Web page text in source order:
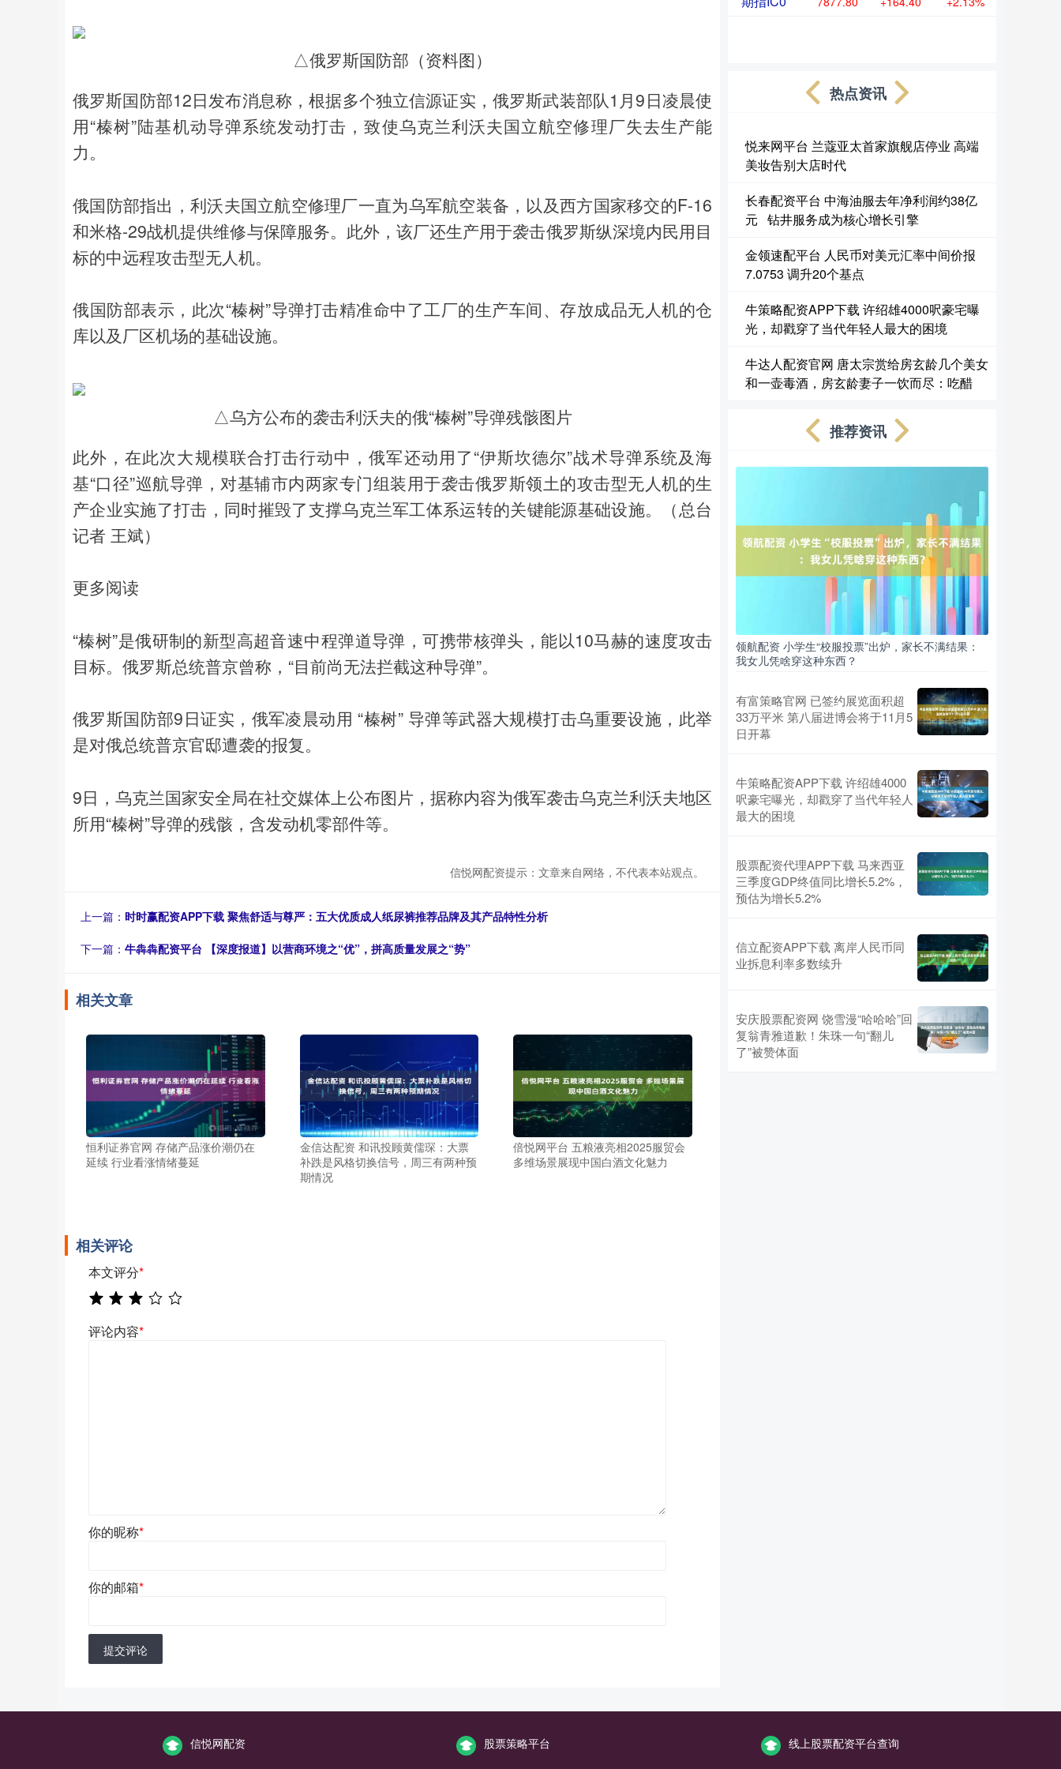
△俄罗斯国防部（资料图）
俄罗斯国防部12日发布消息称，根据多个独立信源证实，俄罗斯武装部队1月9日凌晨使
用“榛树”陆基机动导弹系统发动打击，致使乌克兰利沃夫国立航空修理厂失去生产能
力。
俄国防部指出，利沃夫国立航空修理厂一直为乌军航空装备，以及西方国家移交的F-16
和米格-29战机提供维修与保障服务。此外，该厂还生产用于袭击俄罗斯纵深境内民用目
标的中远程攻击型无人机。
俄国防部表示，此次“榛树”导弹打击精准命中了工厂的生产车间、存放成品无人机的仓
库以及厂区机场的基础设施。
△乌方公布的袭击利沃夫的俄“榛树”导弹残骸图片
此外，在此次大规模联合打击行动中，俄军还动用了“伊斯坎德尔”战术导弹系统及海
基“口径”巡航导弹，对基辅市内两家专门组装用于袭击俄罗斯领土的攻击型无人机的生
产企业实施了打击，同时摧毁了支撑乌克兰军工体系运转的关键能源基础设施。（总台
记者 王斌）
更多阅读
“榛树”是俄研制的新型高超音速中程弹道导弹，可携带核弹头，能以10马赫的速度攻击
目标。俄罗斯总统普京曾称，“目前尚无法拦截这种导弹”。
俄罗斯国防部9日证实，俄军凌晨动用 “榛树” 导弹等武器大规模打击乌重要设施，此举
是对俄总统普京官邸遭袭的报复。
9日，乌克兰国家安全局在社交媒体上公布图片，据称内容为俄军袭击乌克兰利沃夫地区
所用“榛树”导弹的残骸，含发动机零部件等。
信悦网配资提示：文章来自网络，不代表本站观点。
上一篇： 时时赢配资APP下载 聚焦舒适与尊严：五大优质成人纸尿裤推荐品牌及其产品特性分析
下一篇： 牛犇犇配资平台 【深度报道】以营商环境之“优”，拼高质量发展之“势”
相关文章
恒利证券官网 存储产品涨价潮仍在
延续 行业看涨情绪蔓延
金信达配资 和讯投顾黄儒琛：大票
补跌是风格切换信号，周三有两种预
期情况
倍悦网平台 五粮液亮相2025服贸会
多维场景展现中国白酒文化魅力
相关评论
本文评分*
评论内容*
你的昵称*
你的邮箱*
提交评论
热点资讯
悦来网平台 兰蔻亚太首家旗舰店停业 高端
美妆告别大店时代
长春配资平台 中海油服去年净利润约38亿
元 钻井服务成为核心增长引擎
金领速配平台 人民币对美元汇率中间价报
7.0753 调升20个基点
牛策略配资APP下载 许绍雄4000呎豪宅曝
光，却戳穿了当代年轻人最大的困境
牛达人配资官网 唐太宗赏给房玄龄几个美女
和一壶毒酒，房玄龄妻子一饮而尽：吃醋
推荐资讯
领航配资 小学生“校服投票”出炉，家长不满结果：
我女儿凭啥穿这种东西？
有富策略官网 已签约展览面积超
33万平米 第八届进博会将于11月5
日开幕
牛策略配资APP下载 许绍雄4000
呎豪宅曝光，却戳穿了当代年轻人
最大的困境
股票配资代理APP下载 马来西亚
三季度GDP终值同比增长5.2%，
预估为增长5.2%
信立配资APP下载 离岸人民币同
业拆息利率多数续升
安庆股票配资网 饶雪漫“哈哈哈”回
复翁青雅道歉！朱珠一句“翻儿
了”被赞体面
信悦网配资 股票策略平台 线上股票配资平台查询